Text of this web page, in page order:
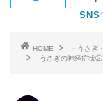
HOME －うさぎ
うさぎの神経症状